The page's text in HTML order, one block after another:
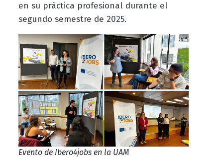
en su práctica profesional durante el
segundo semestre de 2025.
Evento de Ibero4jobs en la UAM